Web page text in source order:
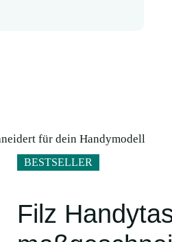
für dein Handymodell
BESTSELLER
Filz